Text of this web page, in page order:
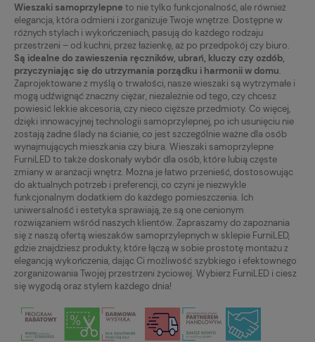
Wieszaki samoprzylepne to nie tylko funkcjonalność, ale również
elegancja, która odmieni i zorganizuje Twoje wnętrze. Dostępne w
różnych stylach i wykończeniach, pasują do każdego rodzaju
przestrzeni – od kuchni, przez łazienkę, aż po przedpokój czy biuro.
Są idealne do zawieszenia ręczników, ubrań, kluczy czy ozdób,
przyczyniając się do utrzymania porządku i harmonii w domu.
Zaprojektowane z myślą o trwałości, nasze wieszaki są wytrzymałe i
mogą udźwignąć znaczny ciężar, niezależnie od tego, czy chcesz
powiesić lekkie akcesoria, czy nieco cięższe przedmioty. Co więcej,
dzięki innowacyjnej technologii samoprzylepnej, po ich usunięciu nie
zostają żadne ślady na ścianie, co jest szczególnie ważne dla osób
wynajmujących mieszkania czy biura. Wieszaki samoprzylepne
FurniLED to także doskonały wybór dla osób, które lubią częste
zmiany w aranżacji wnętrz. Można je łatwo przenieść, dostosowując
do aktualnych potrzeb i preferencji, co czyni je niezwykle
funkcjonalnym dodatkiem do każdego pomieszczenia. Ich
uniwersalność i estetyka sprawiają, że są one cenionym
rozwiązaniem wśród naszych klientów. Zapraszamy do zapoznania
się z naszą ofertą wieszaków samoprzylepnych w sklepie FurniLED,
gdzie znajdziesz produkty, które łączą w sobie prostotę montażu z
elegancją wykończenia, dając Ci możliwość szybkiego i efektownego
zorganizowania Twojej przestrzeni życiowej. Wybierz FurniLED i ciesz
się wygodą oraz stylem każdego dnia!